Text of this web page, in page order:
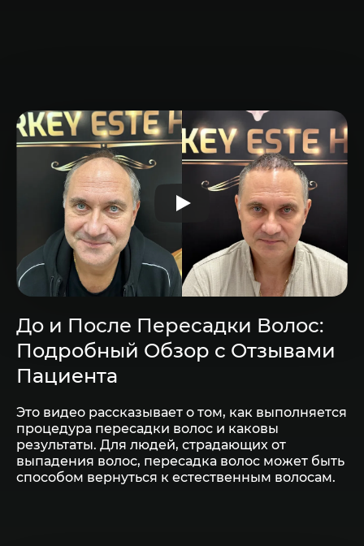
До и После Пересадки Волос:
Подробный Обзор с Отзывами
Пациента
Это видео рассказывает о том, как выполняется
процедура пересадки волос и каковы
результаты. Для людей, страдающих от
выпадения волос, пересадка волос может быть
способом вернуться к естественным волосам.